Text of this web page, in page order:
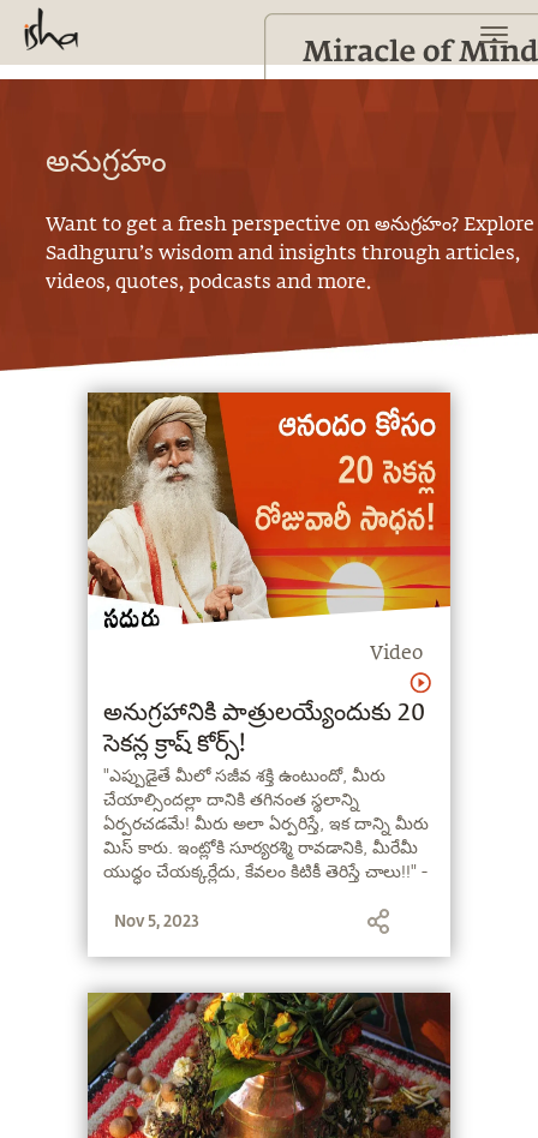
అనుగ్రహం
Want to get a fresh perspective onఅనుగ్రహం? Explore
Sadhguru’s wisdom and insights through articles,
videos, quotes, podcasts and more.
Video
అనుగ్రహానికి పాత్రులయ్యేందుకు 20
సెకన్ల క్రాష్ కోర్స్!
"ఎప్పుడైతే మీలో సజీవ శక్తి ఉంటుందో, మీరు
చేయాల్సిందల్లా దానికి తగినంత స్థలాన్ని
ఏర్పరచడమే! మీరు అలా ఏర్పరిస్తే, ఇక దాన్ని మీరు
మిస్ కారు. ఇంట్లోకి సూర్యరశ్మి రావడానికి, మీరేమీ
యుద్ధం చేయక్కర్లేదు, కేవలం కిటికీ తెరిస్తే చాలు!!" -
Nov 5, 2023